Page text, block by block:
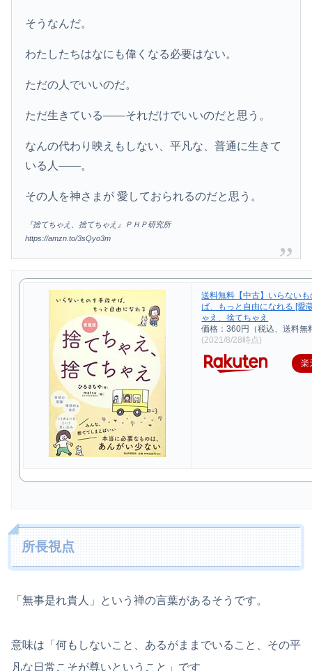
そうなんだ。
わたしたちはなにも偉くなる必要はない。
ただの人でいいのだ。
ただ生きている――それだけでいいのだと思う。
なんの代わり映えもしない、平凡な、普通に生きて
いる人――。
その人を神さまが 愛しておられるのだと思う。
『捨てちゃえ、捨てちゃえ』ＰＨＰ研究所
https://amzn.to/3sQyo3m
送料無料【中古】いらない
ば、もっと自由になれる [愛
ゃえ、捨てちゃえ
価格：360円（税込、送料無
(2021/8/28時点)
楽
所長視点
「無事是れ貴人」という禅の言葉があるそうです。
意味は「何もしないこと、あるがままでいること、その平
凡な日常こそが尊いということ」です